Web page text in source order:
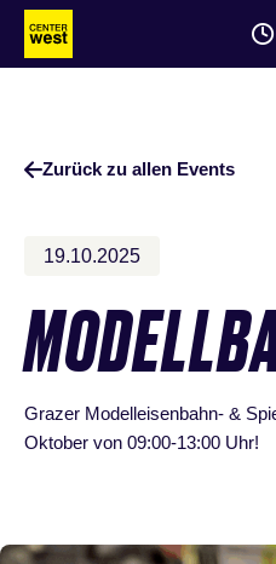
Zum
Hauptinhalt
Zum
Footer
Zurück zu allen Events
19.10.2025
Grazer Modelleisenbahn- &
Oktober von 09:00-13:00 Uhr!